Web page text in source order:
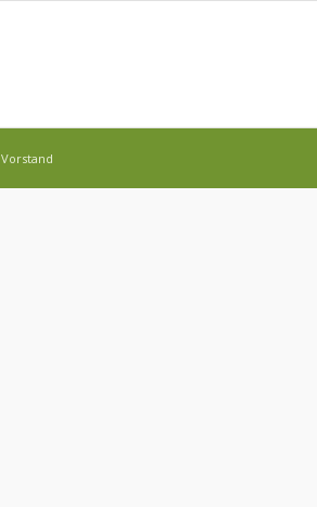
Vorstand